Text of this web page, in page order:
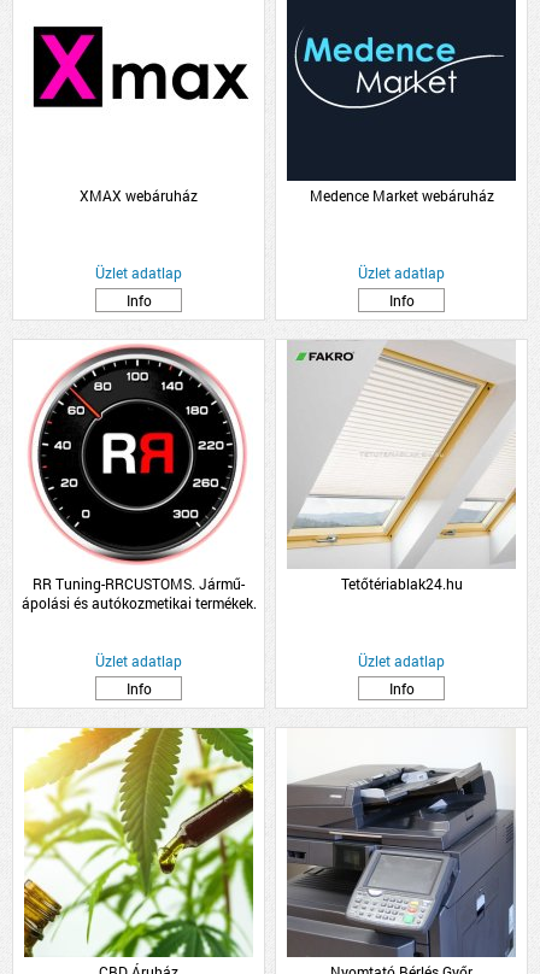
XMAX webáruház
Üzlet adatlap
Info
Medence Market webáruház
Üzlet adatlap
Info
RR Tuning-RRCUSTOMS. Jármű-
ápolási és autókozmetikai termékek.
Üzlet adatlap
Info
Tetőtériablak24.hu
Üzlet adatlap
Info